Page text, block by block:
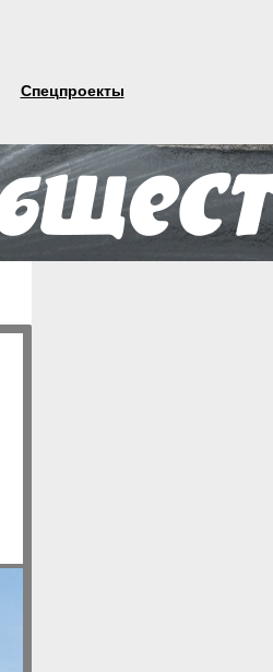
Спецпроекты